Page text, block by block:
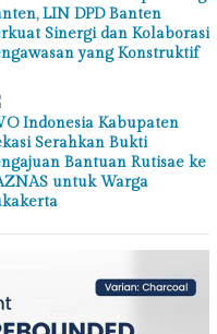
LIN DPD Banten
Sinergi dan Kolaborasi
yang Konstruktif
Indonesia Kabupaten
Serahkan Bukti
Bantuan Rutisae ke
untuk Warga